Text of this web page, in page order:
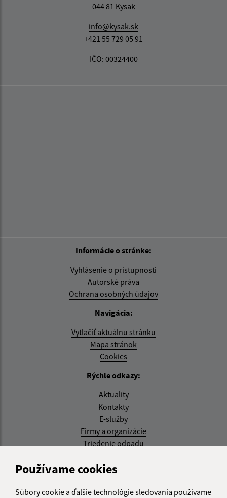
Používame cookies
Súbory cookie a ďalšie technológie sledovania používame
044 81 Kysak
info@kysak.sk
+421 55 729 05 91
IČO: 00324400
Informácie o stránke:
Vyhlásenie o prístupnosti
Autorské práva
Ochrana osobných údajov
Navigácia:
Vytlačiť aktuálnu stránku
Mapa stránok
Cookies
Rýchle odkazy:
Aktuality
Kontakty
E-služby
Firmy a organizácie
Triedenie odpadu
Aktualizované: